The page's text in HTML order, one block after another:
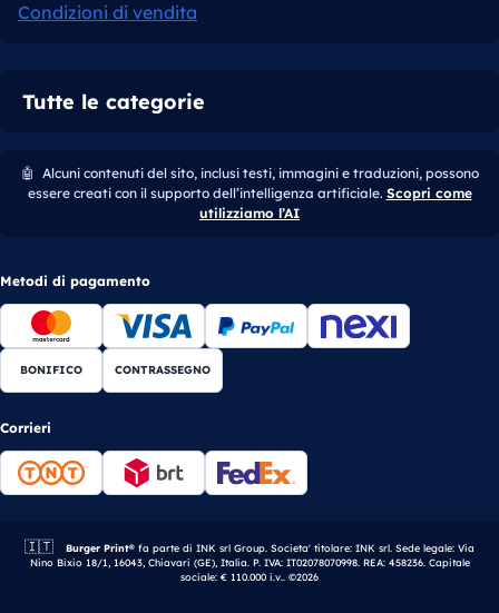
Condizioni di vendita
Tutte le categorie
🤖 Alcuni contenuti del sito, inclusi testi, immagini e traduzioni, possono
essere creati con il supporto dell’intelligenza artificiale. Scopri come
utilizziamo l’AI
Metodi di pagamento
BONIFICO CONTRASSEGNO
Corrieri
🇮🇹 Azienda italiana.
Burger Print® fa parte di INK srl Group. Societa' titolare: INK srl. Sede legale: Via
Nino Bixio 18/1, 16043, Chiavari (GE), Italia. P. IVA: IT02078070998. REA: 458236. Capitale
sociale: € 110.000 i.v.. ©2026